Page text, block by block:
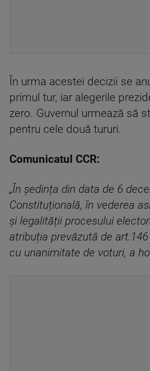
În urma acestei decizii se
primul tur, iar alegerile
zero. Guvernul urmează să
pentru cele două tururi.
Comunicatul CCR:
„În ședința din data de 6
Constituțională, în vederea
și legalității procesului
atribuția prevăzută de
cu unanimitate de voturi, a